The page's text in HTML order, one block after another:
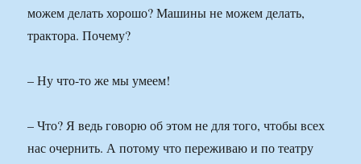
можем делать хорошо? Машины не можем делать,
трактора. Почему?
– Ну что-то же мы умеем!
– Что? Я ведь говорю об этом не для того, чтобы всех
нас очернить. А потому что переживаю и по театру